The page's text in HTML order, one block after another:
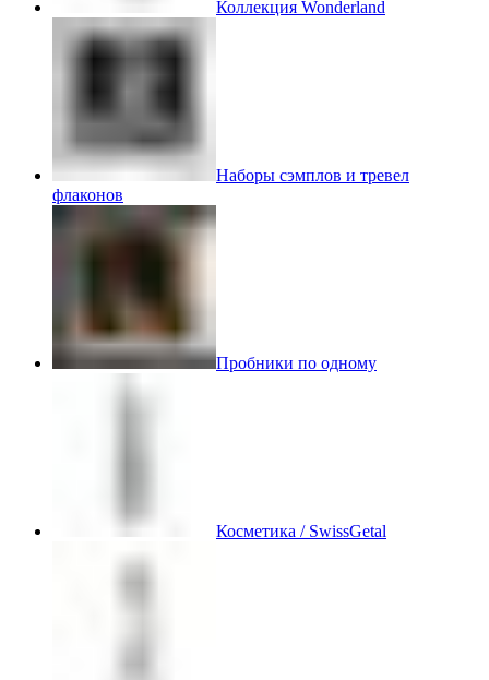
Коллекция Wonderland
Наборы сэмплов и тревел
флаконов
Пробники по одному
Косметика / SwissGetal